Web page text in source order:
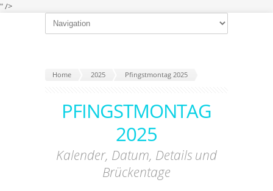
" />
Home 2025 Pfingstmontag 2025
PFINGSTMONTAG
2025
Kalender, Datum, Details und
Brückentage